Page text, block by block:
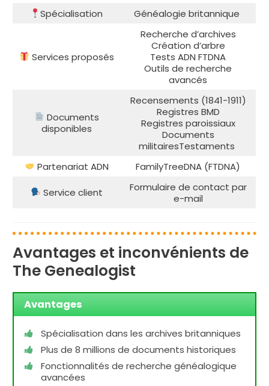
Spécialisation
Généalogie britannique
Services proposés
Recherche d’archives
Création d’arbre
Tests ADN FTDNA
Outils de recherche
avancés
Documents
disponibles
Recensements (1841-1911)
Registres BMD
Registres paroissiaux
Documents
militairesTestaments
Partenariat ADN
FamilyTreeDNA (FTDNA)
Service client
Formulaire de contact par
e-mail
Avantages et inconvénients de
The Genealogist
Avantages
Spécialisation dans les archives britanniques
Plus de 8 millions de documents historiques
Fonctionnalités de recherche généalogique
avancées